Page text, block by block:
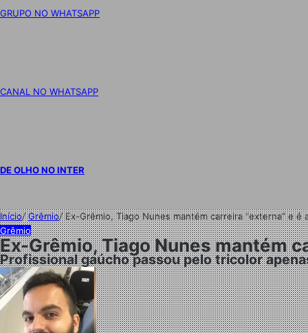
GRUPO NO WHATSAPP
CANAL NO WHATSAPP
DE OLHO NO INTER
Início/Grêmio/Ex-Grêmio, Tiago Nunes mantém carreira “externa” e
Grêmio
Ex-Grêmio, Tiago Nunes mantém
Profissional gaúcho passou pelo tricolor